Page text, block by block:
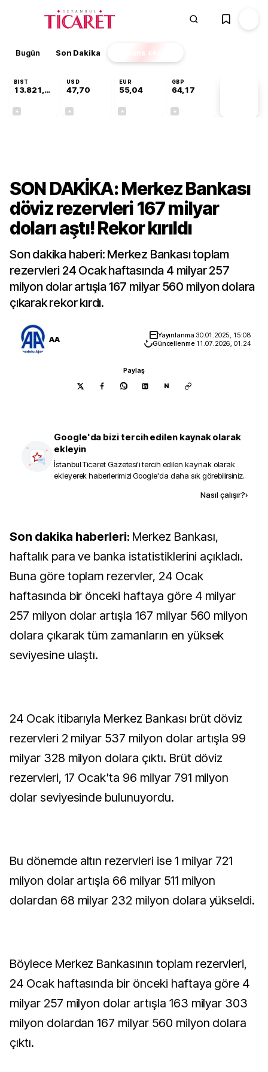
Bugün Son Dakika Finans EKSTRA
BIST
13.821,48
USD
47,70
EUR
55,04
GBP
64,17
SON DAKİKA: Merkez Bankası
döviz rezervleri 167 milyar
doları aştı! Rekor kırıldı
Son dakika haberi: Merkez Bankası toplam
rezervleri 24 Ocak haftasında 4 milyar 257
milyon dolar artışla 167 milyar 560 milyon dolara
çıkarak rekor kırdı.
AA Yayınlanma 30.01.2025, 15:08
Güncellenme 11.07.2026, 01:24
Paylaş
N
Google'da bizi tercih edilen kaynak olarak
ekleyin
İstanbul Ticaret Gazetesi'i tercih edilen kaynak olarak
ekleyerek haberlerimizi Google'da daha sık görebilirsiniz.
Nasıl çalışır?›
Son dakika haberleri: Merkez Bankası,
haftalık para ve banka istatistiklerini açıkladı.
Buna göre toplam rezervler, 24 Ocak
haftasında bir önceki haftaya göre 4 milyar
257 milyon dolar artışla 167 milyar 560 milyon
dolara çıkarak tüm zamanların en yüksek
seviyesine ulaştı.
24 Ocak itibarıyla Merkez Bankası brüt döviz
rezervleri 2 milyar 537 milyon dolar artışla 99
milyar 328 milyon dolara çıktı. Brüt döviz
rezervleri, 17 Ocak'ta 96 milyar 791 milyon
dolar seviyesinde bulunuyordu.
Bu dönemde altın rezervleri ise 1 milyar 721
milyon dolar artışla 66 milyar 511 milyon
dolardan 68 milyar 232 milyon dolara yükseldi.
Böylece Merkez Bankasının toplam rezervleri,
24 Ocak haftasında bir önceki haftaya göre 4
milyar 257 milyon dolar artışla 163 milyar 303
milyon dolardan 167 milyar 560 milyon dolara
çıktı.